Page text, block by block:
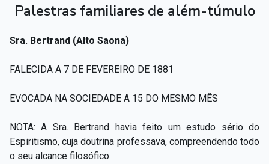
Palestras familiares de além-túmulo
Sra. Bertrand (Alto Saona)
FALECIDA A 7 DE FEVEREIRO DE 1881
EVOCADA NA SOCIEDADE A 15 DO MESMO MÊS
NOTA: A Sra. Bertrand havia feito um estudo sério do
Espiritismo, cuja doutrina professava, compreendendo todo
o seu alcance filosófico.